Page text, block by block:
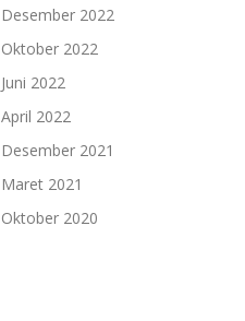
Desember 2022
Oktober 2022
Juni 2022
April 2022
Desember 2021
Maret 2021
Oktober 2020